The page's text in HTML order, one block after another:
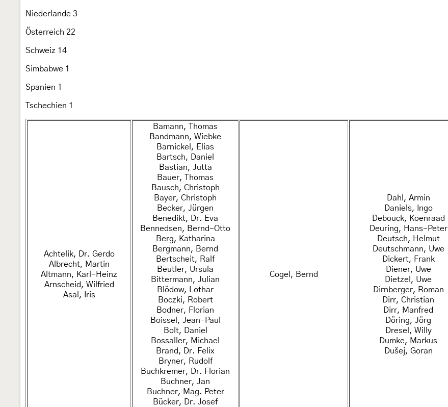
Niederlande 3
Österreich 22
Schweiz 14
Simbabwe 1
Spanien 1
Tschechien 1
Achtelik, Dr. Gerdo
Albrecht, Martin
Altmann, Karl-Heinz
Arnscheid, Wilfried
Asal, Iris
Bamann, Thomas
Bandmann, Wiebke
Barnickel, Elias
Bartsch, Daniel
Bastian, Jutta
Bauer, Thomas
Bausch, Christoph
Bayer, Christoph
Becker, Jürgen
Benedikt, Dr. Eva
Bennedsen, Bernd-Otto
Berg, Katharina
Bergmann, Bernd
Bertscheit, Ralf
Beutler, Ursula
Bittermann, Julian
Blödow, Lothar
Boczki, Robert
Bodner, Florian
Boissel, Jean-Paul
Bolt, Daniel
Bossaller, Michael
Brand, Dr. Felix
Bryner, Rudolf
Buchkremer, Dr. Florian
Buchner, Jan
Buchner, Mag. Peter
Bücker, Dr. Josef
Cogel, Bernd
Dahl, Armin
Daniels, Ingo
Debouck, Koenraad
Deuring, Hans-Peter
Deutsch, Helmut
Deutschmann, Uwe
Dickert, Frank
Diener, Uwe
Dietzel, Uwe
Dirnberger, Roman
Dirr, Christian
Dirr, Manfred
Döring, Jörg
Dresel, Willy
Dumke, Markus
Dušej, Goran